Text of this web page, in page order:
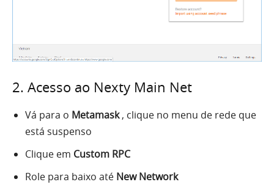
2. Acesso ao Nexty Main Net
Vá para o Metamask, clique no menu de rede que
está suspenso
Clique em Custom RPC
Role para baixo até New Network